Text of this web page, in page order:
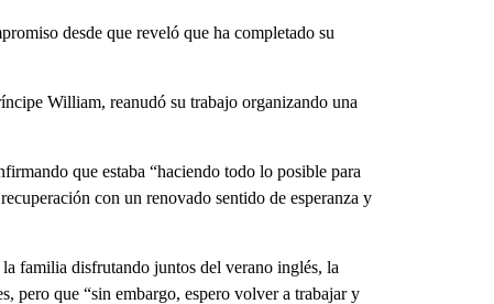
desde que reveló que ha completado su
William, reanudó su trabajo organizando una
que estaba “haciendo todo lo posible para
con un renovado sentido de esperanza y
familia disfrutando juntos del verano inglés, la
pero que “sin embargo, espero volver a trabajar y